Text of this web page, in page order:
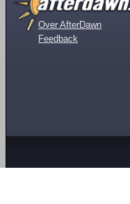
Over AfterDawn
Feedback